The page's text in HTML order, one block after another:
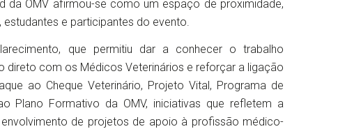
da OMV afirmou-se como um espaço de proximidade,
e participantes do evento.
que permitiu dar a conhecer o trabalho
direto com os Médicos Veterinários e reforçar a ligação
ao Cheque Veterinário, Projeto Vital, Programa de
Plano Formativo da OMV, iniciativas que refletem a
de projetos de apoio à profissão médico-